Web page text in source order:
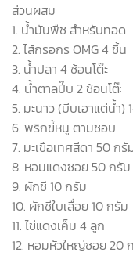
ส่วนผสม
1. น้ำมันพืช สำหรับทอด
2. ไส้กรอกร OMG 4 ชิ้น
3. น้ำปลา 4 ช้อนโต๊ะ
4. น้ำตาลปี๊บ 2 ช้อนโต๊ะ
5. มะนาว (บีบเอาแต่น้ำ)
6. พริกขี้หนู ตามชอบ
7. มะเขือเทศสีดา 50 กรั
8. หอมแดงซอย 50 กรัม
9. ผักชี 10 กรัม
10. ผักชีใบเลื่อย 10 กรัม
11. ไข่แดงเค็ม 4 ลูก
12. หอมหัวใหญ่ซอย 20